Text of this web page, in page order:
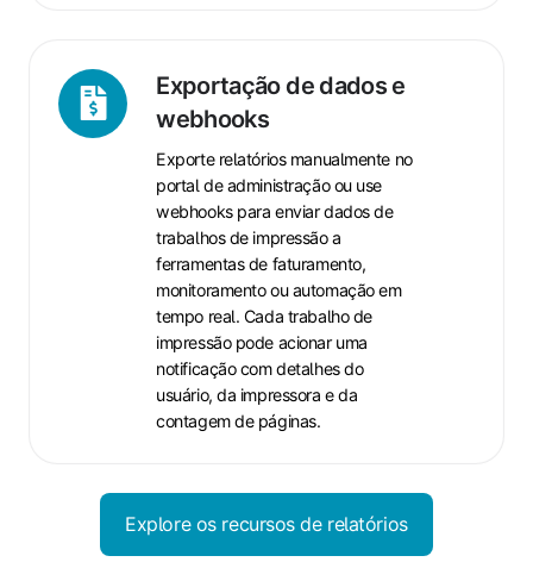
Exportação de dados e
webhooks
Exporte relatórios manualmente no
portal de administração ou use
webhooks para enviar dados de
trabalhos de impressão a
ferramentas de faturamento,
monitoramento ou automação em
tempo real. Cada trabalho de
impressão pode acionar uma
notificação com detalhes do
usuário, da impressora e da
contagem de páginas.
Exportação
de
dados
Explore os recursos de relatórios